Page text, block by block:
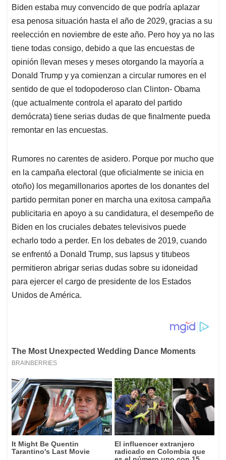
Biden estaba muy convencido de que podría aplazar
esa penosa situación hasta el año de 2029, gracias a su
reelección en noviembre de este año. Pero hoy ya no las
tiene todas consigo, debido a que las encuestas de
opinión llevan meses y meses otorgando la mayoría a
Donald Trump y ya comienzan a circular rumores en el
sentido de que el todopoderoso clan Clinton- Obama
(que actualmente controla el aparato del partido
demócrata) tiene serias dudas de que finalmente pueda
remontar en las encuestas.
Rumores no carentes de asidero. Porque por mucho que
en la campaña electoral (que oficialmente se inicia en
otoño) los megamillonarios aportes de los donantes del
partido permitan poner en marcha una exitosa campaña
publicitaria en apoyo a su candidatura, el desempeño de
Biden en los cruciales debates televisivos puede
echarlo todo a perder. En los debates de 2019, cuando
se enfrentó a Donald Trump, sus lapsus y titubeos
permitieron abrigar serias dudas sobre su idoneidad
para ejercer el cargo de presidente de los Estados
Unidos de América.